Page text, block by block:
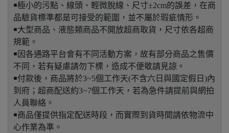
￭極小的污點、線頭、輕微脫線、尺寸±2cm的誤差，在商
品驗貨標準都是可接受的範圍，並不屬於瑕疵情形。
￭大型商品、液態類商品不開放超商取貨，尺寸依各超商
規範。
￭因各通路平台會有不同活動方案，故有部分商品之售價
不同，若有疑慮請勿下標，造成不便敬請見諒。
￭付款後，商品將於3~5個工作天(不含六日與國定假日)內
到府；超商配送約3~7個工作天，若為急件請提前與網拍
人員聯絡。
￭商品僅提供指定配送時段，而實際到貨時間請依物流中
心作業為準。